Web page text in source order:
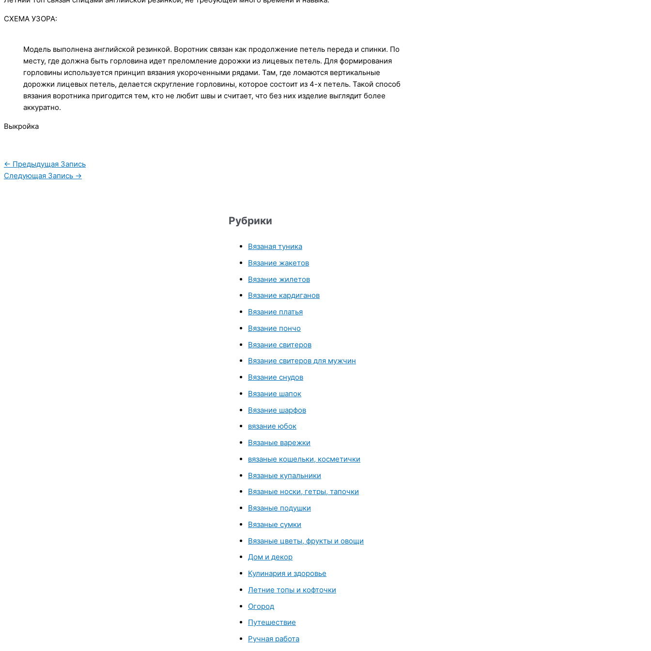
СХЕМА УЗОРА:
Модель выполнена английской резинкой. Воротник связан как продолжение петель переда и спинки. По
месту, где должна быть горловина идет преломление дорожки из лицевых петель. Для формирования
горловины используется принцип вязания укороченными рядами. Там, где ломаются вертикальные
дорожки лицевых петель, делается скругление горловины, которое состоит из 4-х петель. Такой способ
вязания воротника пригодится тем, кто не любит швы и считает, что без них изделие выглядит более
аккуратно.
Выкройка
← Предыдущая Запись
Следующая Запись →
Рубрики
Вязаная туника
Вязание жакетов
Вязание жилетов
Вязание кардиганов
Вязание платья
Вязание пончо
Вязание свитеров
Вязание свитеров для мужчин
Вязание снудов
Вязание шапок
Вязание шарфов
вязание юбок
Вязаные варежки
вязаные кошельки, косметички
Вязаные купальники
Вязаные носки, гетры, тапочки
Вязаные подушки
Вязаные сумки
Вязаные цветы, фрукты и овощи
Дом и декор
Кулинария и здоровье
Летние топы и кофточки
Огород
Путешествие
Ручная работа